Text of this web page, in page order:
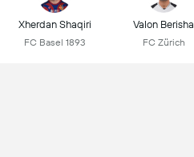
Xherdan Shaqiri
FC Basel 1893
Valon Berisha
FC Zürich